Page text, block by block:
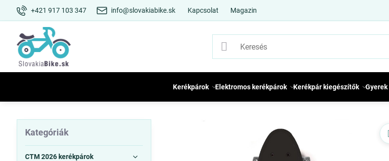
+421 917 103 347 info@slovakiabike.sk Kapcsolat Magazin
Kerékpárok Elektromos kerékpárok Kerékpár kiegészítők
Kategóriák
CTM 2026 kerékpárok